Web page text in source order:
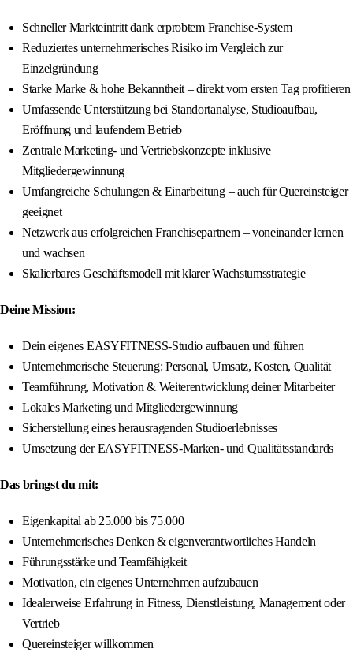
Schneller Markteintritt dank erprobtem Franchise-System
Reduziertes unternehmerisches Risiko im Vergleich zur
Einzelgründung
Starke Marke & hohe Bekanntheit – direkt vom ersten Tag profitieren
Umfassende Unterstützung bei Standortanalyse, Studioaufbau,
Eröffnung und laufendem Betrieb
Zentrale Marketing- und Vertriebskonzepte inklusive
Mitgliedergewinnung
Umfangreiche Schulungen & Einarbeitung – auch für Quereinsteiger
geeignet
Netzwerk aus erfolgreichen Franchisepartnern – voneinander lernen
und wachsen
Skalierbares Geschäftsmodell mit klarer Wachstumsstrategie
Deine Mission:
Dein eigenes EASYFITNESS-Studio aufbauen und führen
Unternehmerische Steuerung: Personal, Umsatz, Kosten, Qualität
Teamführung, Motivation & Weiterentwicklung deiner Mitarbeiter
Lokales Marketing und Mitgliedergewinnung
Sicherstellung eines herausragenden Studioerlebnisses
Umsetzung der EASYFITNESS-Marken- und Qualitätsstandards
Das bringst du mit:
Eigenkapital ab 25.000 bis 75.000
Unternehmerisches Denken & eigenverantwortliches Handeln
Führungsstärke und Teamfähigkeit
Motivation, ein eigenes Unternehmen aufzubauen
Idealerweise Erfahrung in Fitness, Dienstleistung, Management oder
Vertrieb
Quereinsteiger willkommen